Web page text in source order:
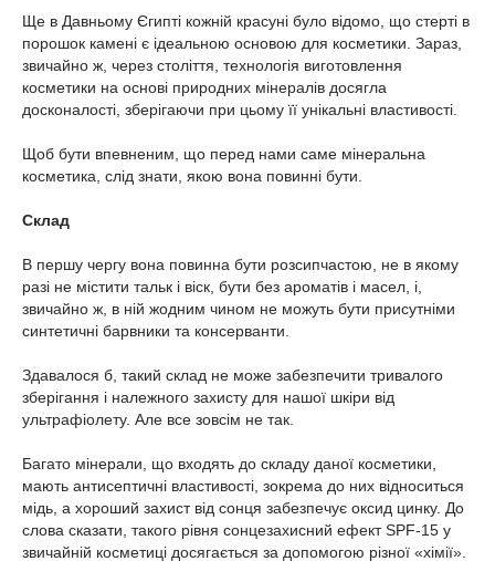
Ще в Давньому Єгипті кожній красуні було відомо, що стерті в
порошок камені є ідеальною основою для косметики. Зараз,
звичайно ж, через століття, технологія виготовлення
косметики на основі природних мінералів досягла
досконалості, зберігаючи при цьому її унікальні властивості.
Щоб бути впевненим, що перед нами саме мінеральна
косметика, слід знати, якою вона повинні бути.
Склад
В першу чергу вона повинна бути розсипчастою, не в якому
разі не містити тальк і віск, бути без ароматів і масел, і,
звичайно ж, в ній жодним чином не можуть бути присутніми
синтетичні барвники та консерванти.
Здавалося б, такий склад не може забезпечити тривалого
зберігання і належного захисту для нашої шкіри від
ультрафіолету. Але все зовсім не так.
Багато мінерали, що входять до складу даної косметики,
мають антисептичні властивості, зокрема до них відноситься
мідь, а хороший захист від сонця забезпечує оксид цинку. До
слова сказати, такого рівня сонцезахисний ефект SPF-15 у
звичайній косметиці досягається за допомогою різної «хімії».